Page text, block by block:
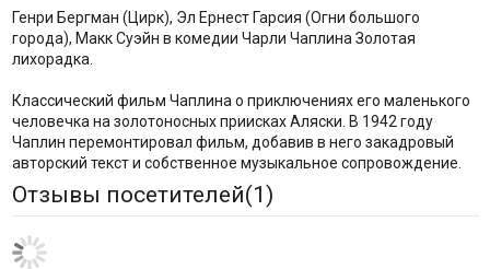
Генри Бергман (Цирк), Эл Ернест Гарсия (Огни большого
города), Макк Суэйн в комедии Чарли Чаплина Золотая
лихорадка.
Классический фильм Чаплина о приключениях его маленького
человечка на золотоносных приисках Аляски. В 1942 году
Чаплин перемонтировал фильм, добавив в него закадровый
авторский текст и собственное музыкальное сопровождение.
Отзывы посетителей(1)